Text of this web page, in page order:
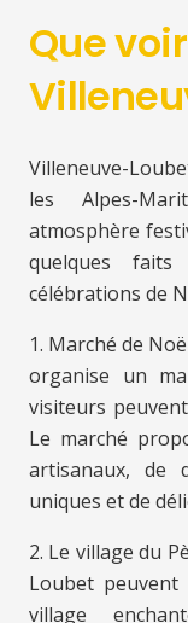
Que
Villeneuve-
les Alpes-
atmosphère
quelques
célébrations de
1. Marché de
organise un
visiteurs
Le marché
artisanaux, de
uniques et de
2. Le village du
Loubet
village